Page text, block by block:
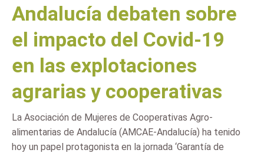
Andalucía debaten sobre
el impacto del Covid-19
en las explotaciones
agrarias y cooperativas
La Asociación de Mujeres de Cooperativas Agro-
alimentarias de Andalucía (AMCAE-Andalucía) ha tenido
hoy un papel protagonista en la jornada ‘Garantía de